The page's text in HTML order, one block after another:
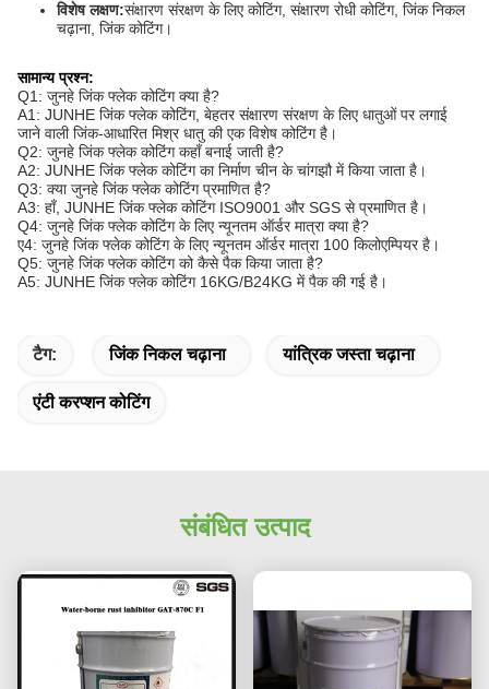
विशेष लक्षण:संक्षारण संरक्षण के लिए कोटिंग, संक्षारण रोधी कोटिंग, जिंक निकल
चढ़ाना, जिंक कोटिंग।
सामान्य प्रश्न:
Q1: जुनहे जिंक फ्लेक कोटिंग क्या है?
A1: JUNHE जिंक फ्लेक कोटिंग, बेहतर संक्षारण संरक्षण के लिए धातुओं पर लगाई
जाने वाली जिंक-आधारित मिश्र धातु की एक विशेष कोटिंग है।
Q2: जुनहे जिंक फ्लेक कोटिंग कहाँ बनाई जाती है?
A2: JUNHE जिंक फ्लेक कोटिंग का निर्माण चीन के चांगझौ में किया जाता है।
Q3: क्या जुनहे जिंक फ्लेक कोटिंग प्रमाणित है?
A3: हाँ, JUNHE जिंक फ्लेक कोटिंग ISO9001 और SGS से प्रमाणित है।
Q4: जुनहे जिंक फ्लेक कोटिंग के लिए न्यूनतम ऑर्डर मात्रा क्या है?
ए4: जुनहे जिंक फ्लेक कोटिंग के लिए न्यूनतम ऑर्डर मात्रा 100 किलोएम्पियर है।
Q5: जुनहे जिंक फ्लेक कोटिंग को कैसे पैक किया जाता है?
A5: JUNHE जिंक फ्लेक कोटिंग 16KG/B24KG में पैक की गई है।
टैग: जिंक निकल चढ़ाना यांत्रिक जस्ता चढ़ाना
एंटी करप्शन कोटिंग
संबंधित उत्पाद